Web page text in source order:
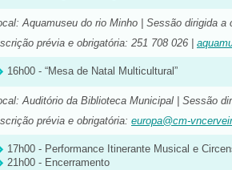
Aquamuseu do rio Minho | Sessão dirigida a
prévia e obrigatória: 251 708 026 |
16h00 - “Mesa de Natal Multicultural”
Auditório da Biblioteca Municipal | Sessão
prévia e obrigatória: europa@cm-
17h00 - Performance Itinerante Musical e
21h00 - Encerramento